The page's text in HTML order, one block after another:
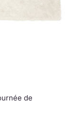
de